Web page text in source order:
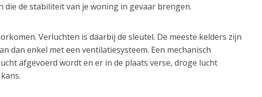
de stabiliteit van je woning in gevaar brengen.
Verluchten is daarbij de sleutel. De meeste kelders zijn
dan enkel met een ventilatiesysteem. Een mechanisch
afgevoerd wordt en er in de plaats verse, droge lucht